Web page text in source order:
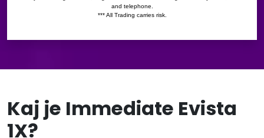
Kaj je Immediate Evista
1X?